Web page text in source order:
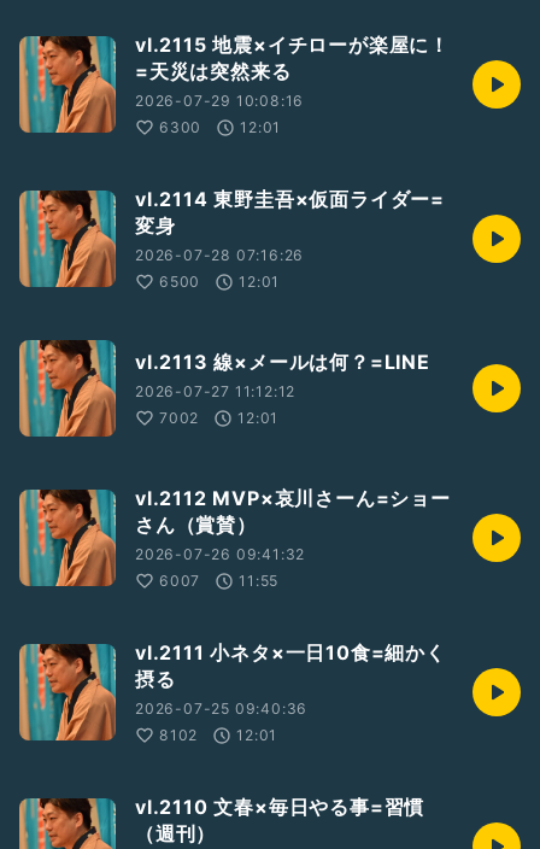
vl.2115 地震×イチローが楽屋に！
=天災は突然来る
2026-07-29 10:08:16
6300
12:01
vl.2114 東野圭吾×仮面ライダー=
変身
2026-07-28 07:16:26
6500
12:01
vl.2113 線×メールは何？=LINE
2026-07-27 11:12:12
7002
12:01
vl.2112 MVP×哀川さーん=ショー
さん（賞賛）
2026-07-26 09:41:32
6007
11:55
vl.2111 小ネタ×一日10食=細かく
摂る
2026-07-25 09:40:36
8102
12:01
vl.2110 文春×毎日やる事=習慣
（週刊）